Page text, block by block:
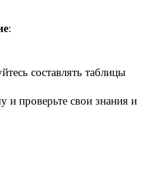
:
составлять таблицы
и проверьте свои знания и